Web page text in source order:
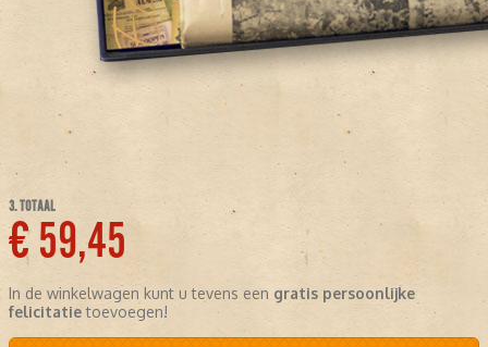
3. TOTAAL
€ 59,45
In de winkelwagen kunt u tevens een gratis persoonlijke
felicitatietoevoegen!